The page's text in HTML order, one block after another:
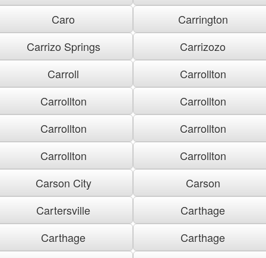
Caro
Carrington
Carrizo Springs
Carrizozo
Carroll
Carrollton
Carrollton
Carrollton
Carrollton
Carrollton
Carrollton
Carrollton
Carson City
Carson
Cartersville
Carthage
Carthage
Carthage